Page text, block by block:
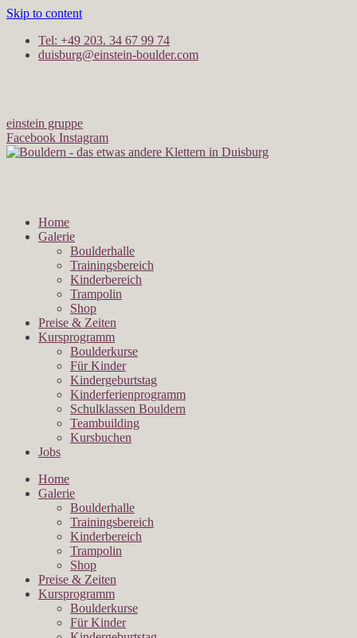
Skip to content
Tel: +49 203. 34 67 99 74
duisburg@einstein-boulder.com
einstein gruppe
Facebook Instagram
Home
Galerie
Boulderhalle
Trainingsbereich
Kinderbereich
Trampolin
Shop
Preise & Zeiten
Kursprogramm
Boulderkurse
Für Kinder
Kindergeburtstag
Kinderferienprogramm
Schulklassen Bouldern
Teambuilding
Kursbuchen
Jobs
Home
Galerie
Boulderhalle
Trainingsbereich
Kinderbereich
Trampolin
Shop
Preise & Zeiten
Kursprogramm
Boulderkurse
Für Kinder